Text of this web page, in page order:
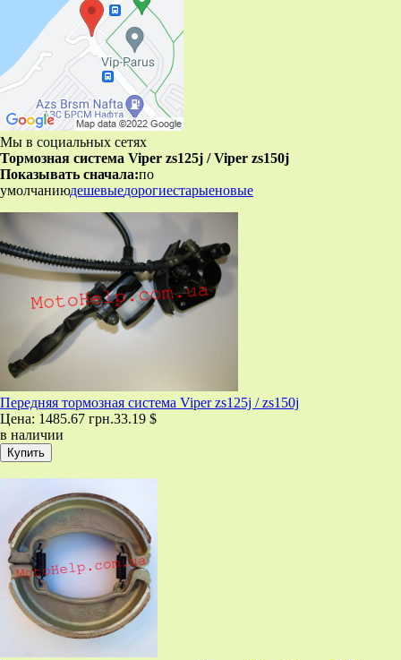
Мы в социальных сетях
Тормозная система Viper zs125j / Viper zs150j
Показывать сначала:по
умолчаниюдешевыедорогиестарыеновые
Передняя тормозная система Viper zs125j / zs150j
Цена: 1485.67 грн.33.19 $
в наличии